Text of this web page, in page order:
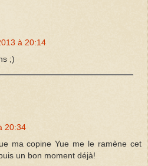
à 20:14
;)
20:34
ma copine Yue me le ramène cet
un bon moment déjà!